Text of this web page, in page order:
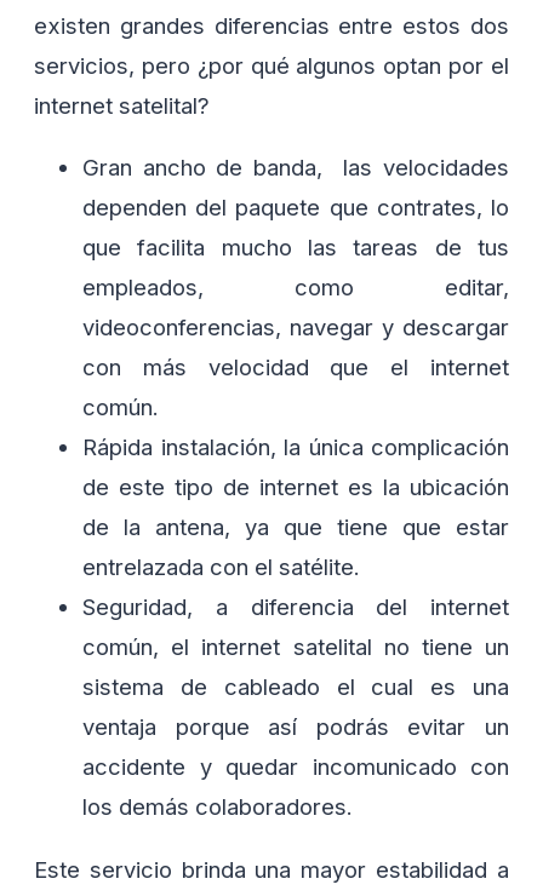
existen grandes diferencias entre estos dos
servicios, pero ¿por qué algunos optan por el
internet satelital?
Gran ancho de banda, las velocidades
dependen del paquete que contrates, lo
que facilita mucho las tareas de tus
empleados, como editar,
videoconferencias, navegar y descargar
con más velocidad que el internet
común.
Rápida instalación, la única complicación
de este tipo de internet es la ubicación
de la antena, ya que tiene que estar
entrelazada con el satélite.
Seguridad, a diferencia del internet
común, el internet satelital no tiene un
sistema de cableado el cual es una
ventaja porque así podrás evitar un
accidente y quedar incomunicado con
los demás colaboradores.
Este servicio brinda una mayor estabilidad a